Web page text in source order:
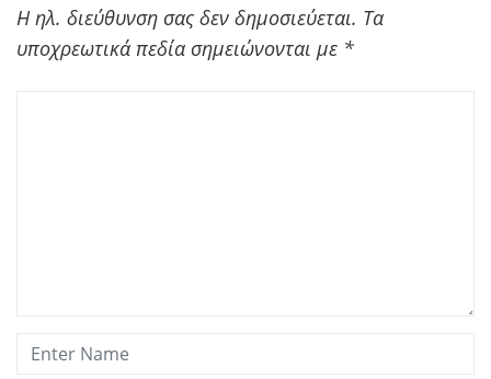
Η ηλ. διεύθυνση σας δεν δημοσιεύεται. Τα
υποχρεωτικά πεδία σημειώνονται με *